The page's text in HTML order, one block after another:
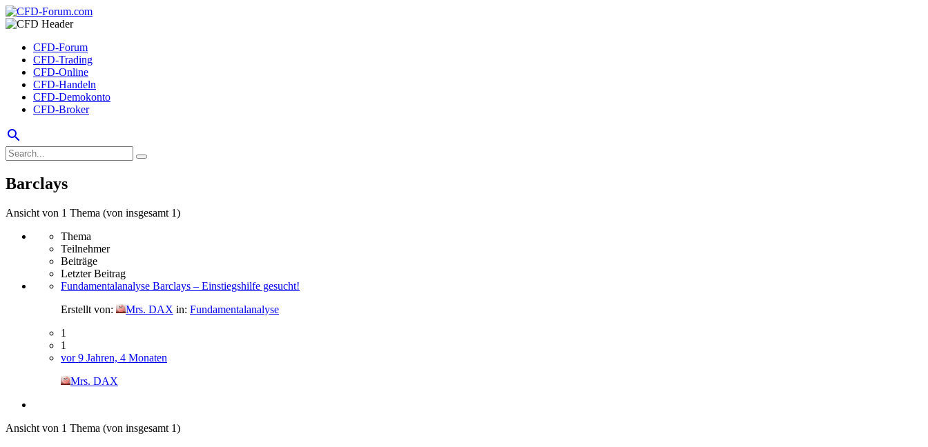
CFD-Forum
CFD-Trading
CFD-Online
CFD-Handeln
CFD-Demokonto
CFD-Broker
search
Barclays
Ansicht von 1 Thema (von insgesamt 1)
Thema
Teilnehmer
Beiträge
Letzter Beitrag
Fundamentalanalyse Barclays – Einstiegshilfe gesucht!
Erstellt von:
Mrs. DAX in: Fundamentalanalyse
1
1
vor 9 Jahren, 4 Monaten
Mrs. DAX
Ansicht von 1 Thema (von insgesamt 1)